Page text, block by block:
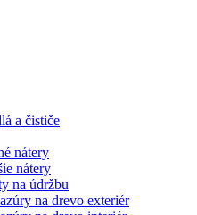
a čističe
nátery
nátery
na údržbu
na drevo exteriér